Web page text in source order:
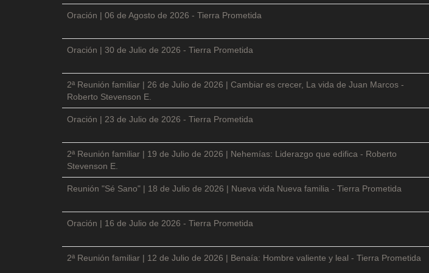
Oración | 06 de Agosto de 2026 - Tierra Prometida
Oración | 30 de Julio de 2026 - Tierra Prometida
2ª Reunión familiar | 26 de Julio de 2026 | Cambiar es crecer, La vida de Juan Marcos -
Roberto Stevenson E.
Oración | 23 de Julio de 2026 - Tierra Prometida
2ª Reunión familiar | 19 de Julio de 2026 | Nehemías: Liderazgo que edifica - Roberto
Stevenson E.
Reunión "Sé Sano" | 18 de Julio de 2026 | Nueva vida Nueva familia - Tierra Prometida
Oración | 16 de Julio de 2026 - Tierra Prometida
2ª Reunión familiar | 12 de Julio de 2026 | Benaía: Hombre valiente y leal - Tierra Prometida